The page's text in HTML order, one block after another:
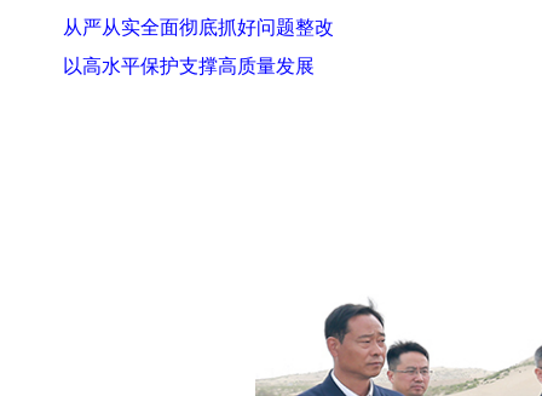
从严从实全面彻底抓好问题整改
以高水平保护支撑高质量发展